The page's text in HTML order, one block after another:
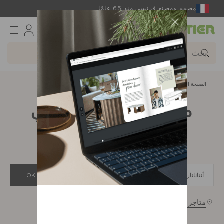
مصمم ومصنع فرنسي منذ 65 عامًا
Gautier
الصفحة الرئيسية app.seo.store_locator_city.title
متاجر Gautier في
أنتاناناريفو
OK
متاجر بالقرب من محل تواجدك